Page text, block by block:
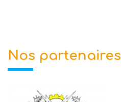
Nos partenaires